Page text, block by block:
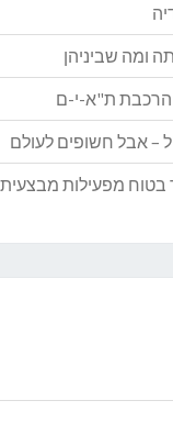
ומה שביניהן
הרכבת ת"א-י-ם
אבל חשופים לעולם
בטוח מפעילות מבצעית